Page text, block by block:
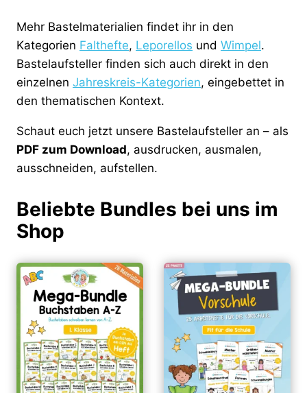
Mehr Bastelmaterialien findet ihr in den
Kategorien Falthefte, Leporellos und Wimpel.
Bastelaufsteller finden sich auch direkt in den
einzelnen Jahreskreis-Kategorien, eingebettet in
den thematischen Kontext.
Schaut euch jetzt unsere Bastelaufsteller an – als
PDF zum Download, ausdrucken, ausmalen,
ausschneiden, aufstellen.
Beliebte Bundles bei uns im
Shop